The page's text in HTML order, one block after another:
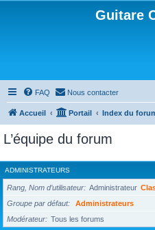
Guitare
FAQ Nous contacter
Accueil Portail Index du
L’équipe du forum
ADMINISTRATEURS
Rang, Nom d’utilisateur Administrateur
Groupe par défaut
Administrateurs
Modérateur
Tous les forums